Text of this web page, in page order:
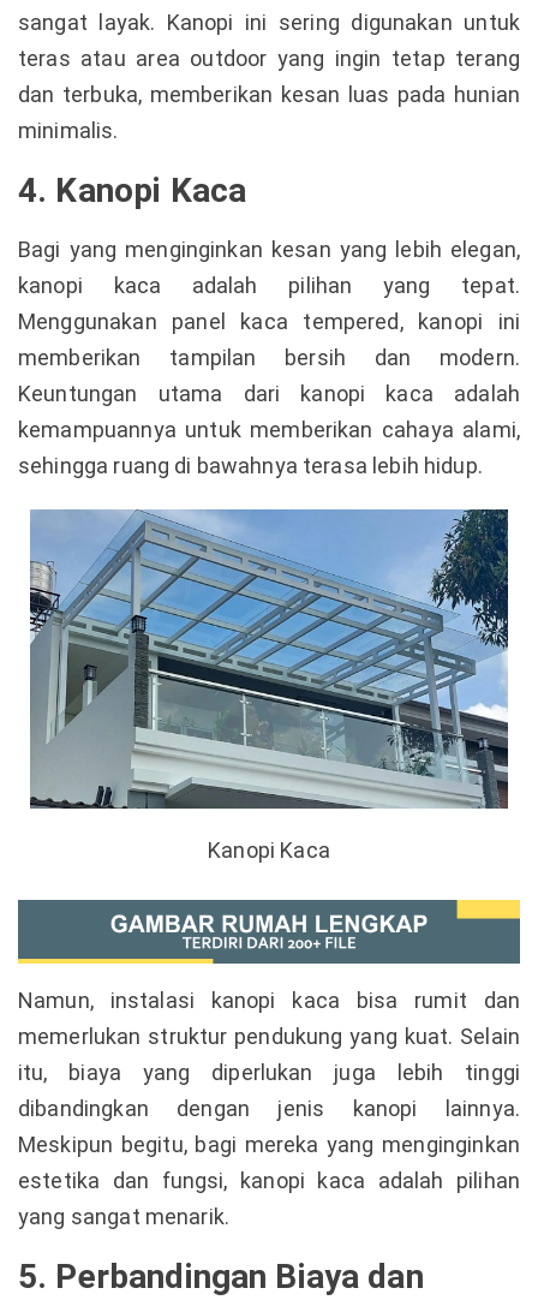
sangat layak. Kanopi ini sering digunakan untuk
teras atau area outdoor yang ingin tetap terang
dan terbuka, memberikan kesan luas pada hunian
minimalis.
4. Kanopi Kaca
Bagi yang menginginkan kesan yang lebih elegan,
kanopi kaca adalah pilihan yang tepat.
Menggunakan panel kaca tempered, kanopi ini
memberikan tampilan bersih dan modern.
Keuntungan utama dari kanopi kaca adalah
kemampuannya untuk memberikan cahaya alami,
sehingga ruang di bawahnya terasa lebih hidup.
Kanopi Kaca
Namun, instalasi kanopi kaca bisa rumit dan
memerlukan struktur pendukung yang kuat. Selain
itu, biaya yang diperlukan juga lebih tinggi
dibandingkan dengan jenis kanopi lainnya.
Meskipun begitu, bagi mereka yang menginginkan
estetika dan fungsi, kanopi kaca adalah pilihan
yang sangat menarik.
5. Perbandingan Biaya dan